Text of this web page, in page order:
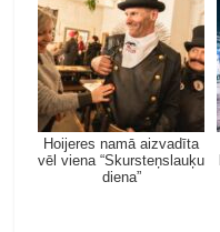
Hoijeres namā aizvadīta
vēl viena “Skursteņslauķu
diena”